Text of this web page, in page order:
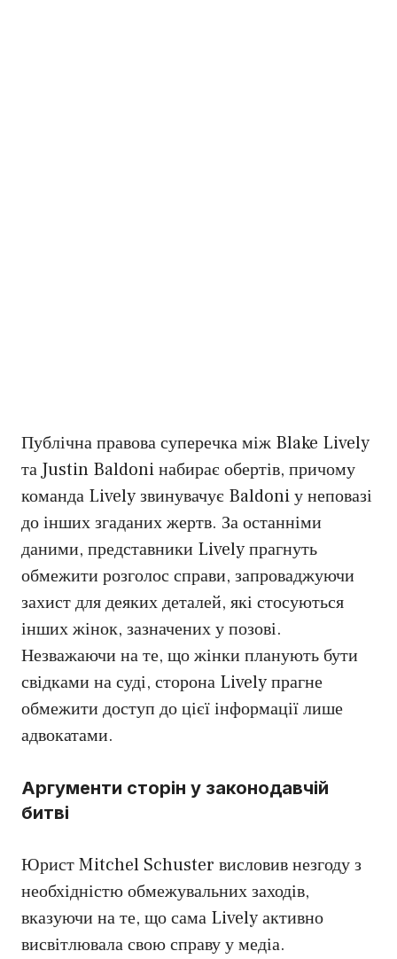
Публічна правова суперечка між Blake Lively
та Justin Baldoni набирає обертів, причому
команда Lively звинувачує Baldoni у неповазі
до інших згаданих жертв. За останніми
даними, представники Lively прагнуть
обмежити розголос справи, запроваджуючи
захист для деяких деталей, які стосуються
інших жінок, зазначених у позові.
Незважаючи на те, що жінки планують бути
свідками на суді, сторона Lively прагне
обмежити доступ до цієї інформації лише
адвокатами.
Аргументи сторін у законодавчій
битві
Юрист Mitchel Schuster висловив незгоду з
необхідністю обмежувальних заходів,
вказуючи на те, що сама Lively активно
висвітлювала свою справу у медіа.